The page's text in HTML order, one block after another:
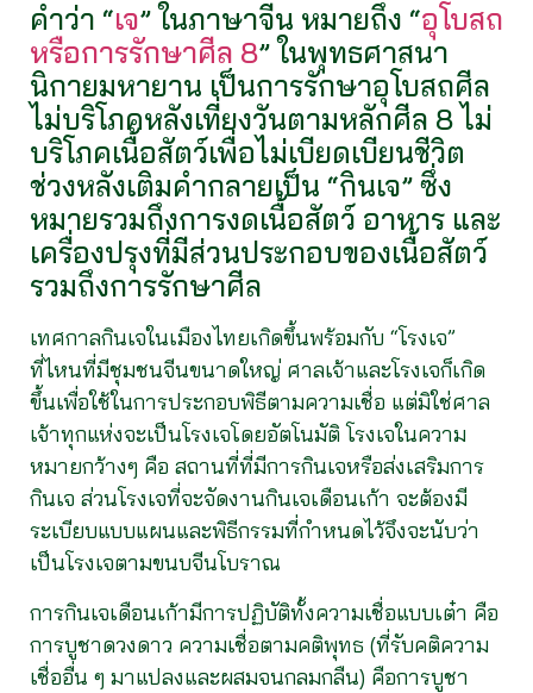
คำว่า “เจ” ในภาษาจีน หมายถึง “อุโบสถ
หรือการรักษาศีล 8” ในพุทธศาสนา
นิกายมหายาน เป็นการรักษาอุโบสถศีล
ไม่บริโภคหลังเที่ยงวันตามหลักศีล 8 ไม่
บริโภคเนื้อสัตว์เพื่อไม่เบียดเบียนชีวิต
ช่วงหลังเติมคำกลายเป็น “กินเจ” ซึ่ง
หมายรวมถึงการงดเนื้อสัตว์ อาหาร และ
เครื่องปรุงที่มีส่วนประกอบของเนื้อสัตว์
รวมถึงการรักษาศีล
เทศกาลกินเจในเมืองไทยเกิดขึ้นพร้อมกับ “โรงเจ”
ที่ไหนที่มีชุมชนจีนขนาดใหญ่ ศาลเจ้าและโรงเจก็เกิด
ขึ้นเพื่อใช้ในการประกอบพิธีตามความเชื่อ แต่มิใช่ศาล
เจ้าทุกแห่งจะเป็นโรงเจโดยอัตโนมัติ โรงเจในความ
หมายกว้างๆ คือ สถานที่ที่มีการกินเจหรือส่งเสริมการ
กินเจ ส่วนโรงเจที่จะจัดงานกินเจเดือนเก้า จะต้องมี
ระเบียบแบบแผนและพิธีกรรมที่กำหนดไว้จึงจะนับว่า
เป็นโรงเจตามขนบจีนโบราณ
การกินเจเดือนเก้ามีการปฏิบัติทั้งความเชื่อแบบเต๋า คือ
การบูชาดวงดาว ความเชื่อตามคติพุทธ (ที่รับคติความ
เชื่ออื่น ๆ มาแปลงและผสมจนกลมกลืน) คือการบูชา